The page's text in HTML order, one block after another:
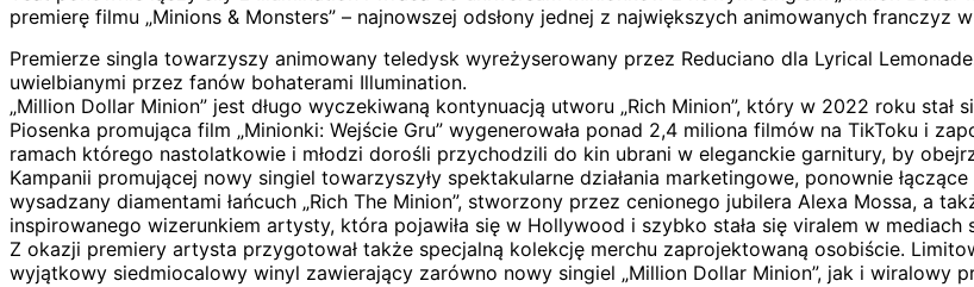
premierę filmu „Minions & Monsters” – najnowszej odsłony jednej z największych animowanych franczyz
Premierze singla towarzyszy animowany teledysk wyreżyserowany przez Reduciano dla Lyrical
uwielbianymi przez fanów bohaterami Illumination.
„Million Dollar Minion” jest długo wyczekiwaną kontynuacją utworu „Rich Minion”, który w 2022 roku
Piosenka promująca film „Minionki: Wejście Gru” wygenerowała ponad 2,4 miliona filmów na TikToku i
ramach którego nastolatkowie i młodzi dorośli przychodzili do kin ubrani w eleganckie garnitury, by
Kampanii promującej nowy singiel towarzyszyły spektakularne działania marketingowe, ponownie
wysadzany diamentami łańcuch „Rich The Minion”, stworzony przez cenionego jubilera Alexa Mossa, a
inspirowanego wizerunkiem artysty, która pojawiła się w Hollywood i szybko stała się viralem w mediach
Z okazji premiery artysta przygotował także specjalną kolekcję merchu zaprojektowaną osobiście.
wyjątkowy siedmiocalowy winyl zawierający zarówno nowy singiel „Million Dollar Minion”, jak i wiralowy